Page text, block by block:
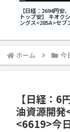
【日経：2694円安
トップ安】 キオク
ングス<285A>セブ
ETN<2034>今日の
日
ホーム 今
【日経：
油資源開
<6619>今